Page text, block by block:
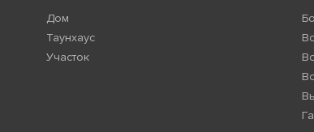
Дом
Таунхаус
Участок